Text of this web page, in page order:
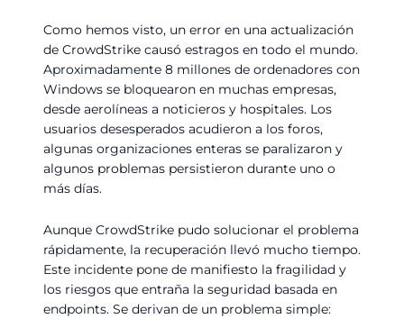
Como hemos visto, un error en una actualización
de CrowdStrike causó estragos en todo el mundo.
Aproximadamente 8 millones de ordenadores con
Windows se bloquearon en muchas empresas,
desde aerolíneas a noticieros y hospitales. Los
usuarios desesperados acudieron a los foros,
algunas organizaciones enteras se paralizaron y
algunos problemas persistieron durante uno o
más días.
Aunque CrowdStrike pudo solucionar el problema
rápidamente, la recuperación llevó mucho tiempo.
Este incidente pone de manifiesto la fragilidad y
los riesgos que entraña la seguridad basada en
endpoints. Se derivan de un problema simple: